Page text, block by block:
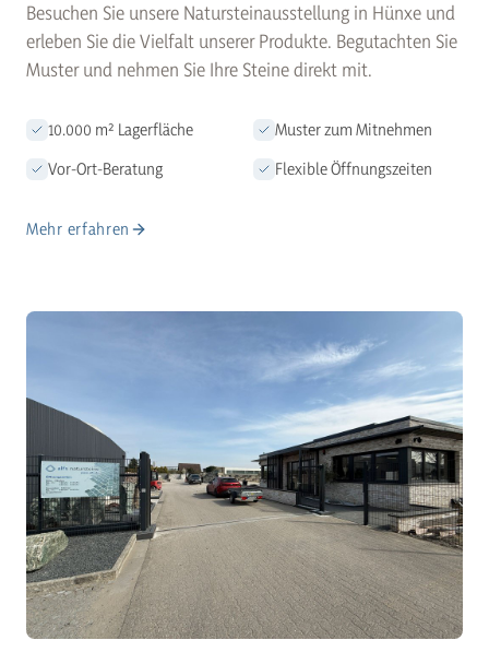
Besuchen Sie unsere Natursteinausstellung in Hünxe und
erleben Sie die Vielfalt unserer Produkte. Begutachten Sie
Muster und nehmen Sie Ihre Steine direkt mit.
10.000 m² Lagerfläche
Muster zum Mitnehmen
Vor-Ort-Beratung
Flexible Öffnungszeiten
Mehr erfahren